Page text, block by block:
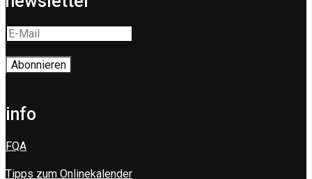
info
FQA
Tipps zum Onlinekalender